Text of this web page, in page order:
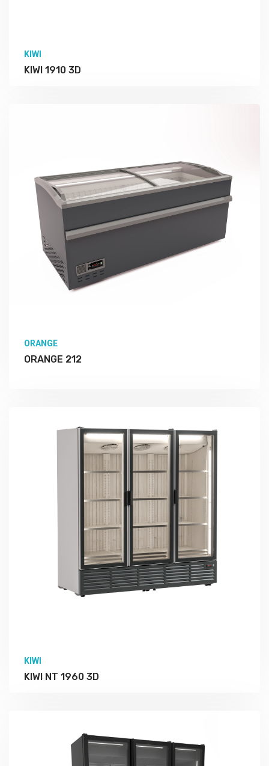
KIWI
KIWI 1910 3D
ORANGE
ORANGE 212
Подробно Изучить
KIWI
KIWI NT 1960 3D
Подробно Изучить